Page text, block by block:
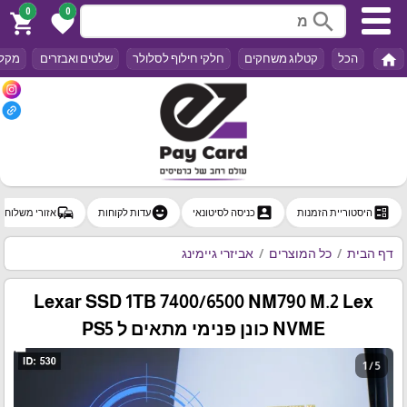
search
0
favorite
0
shopping_cart
home הכל קטלוג משחקים חלקי חילוף לסלולר שלטים ואבזרים
ballot היסטוריית הזמנות account_boxכניסה לסיטונאי emoji_emotionsעדות לקוחות commuteאזורי משלוח
דף הבית כל המוצרים אביזרי גיימינג
Lexar SSD 1TB 7400/6500 NM790 M.2 Lex
NVME כונן פנימי מתאים ל PS5
1 / 5